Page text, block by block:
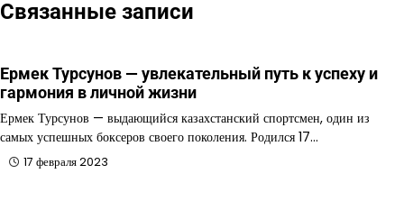
Связанные записи
Ермек Турсунов — увлекательный путь к успеху и
гармония в личной жизни
Ермек Турсунов — выдающийся казахстанский спортсмен, один из
самых успешных боксеров своего поколения. Родился 17…
17 февраля 2023